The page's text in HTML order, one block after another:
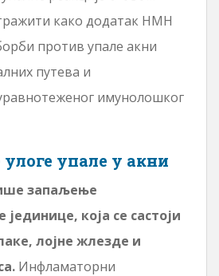
како додатак НМН
против упале акни
путева и
имунолошког
упале у акни
запаљење
јединице, која се састоји
лојне жлезде и
Инфламаторни